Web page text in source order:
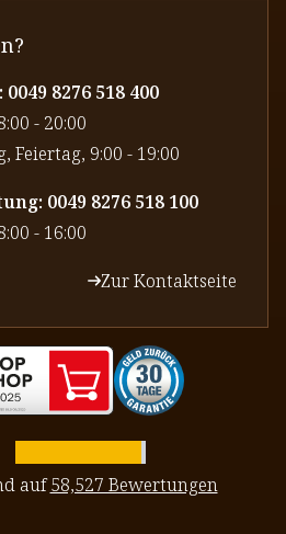
8276 518 400
- 20:00
Feiertag, 9:00 - 19:00
0049 8276 518 100
- 16:00
Zur Kontaktseite
auf58,527 Bewertungen